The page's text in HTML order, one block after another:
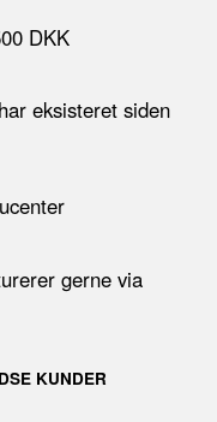
DKK
eksisteret siden
gerne via
KUNDER